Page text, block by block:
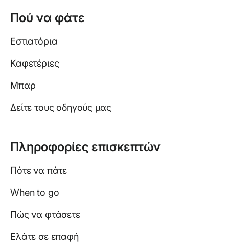
Πού να φάτε
Εστιατόρια
Καφετέριες
Μπαρ
Δείτε τους οδηγούς μας
Πληροφορίες επισκεπτών
Πότε να πάτε
When to go
Πώς να φτάσετε
Ελάτε σε επαφή